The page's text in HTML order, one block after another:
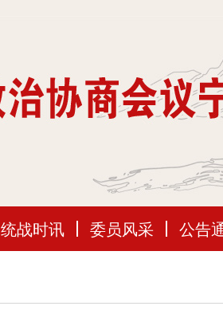
统战时讯 委员风采 公告